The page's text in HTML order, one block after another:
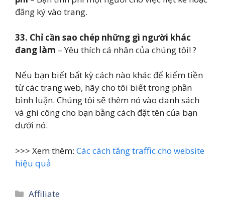
đăng ký vào trang.
33. Chỉ cần sao chép những gì người khác
đang làm – Yêu thích cá nhân của chúng tôi! ?
Nếu bạn biết bất kỳ cách nào khác để kiếm tiền
từ các trang web, hãy cho tôi biết trong phần
bình luận. Chúng tôi sẽ thêm nó vào danh sách
và ghi công cho bạn bằng cách đặt tên của bạn
dưới nó.
>>> Xem thêm: Các cách tăng traffic cho website
hiệu quả
Danh
Affiliate